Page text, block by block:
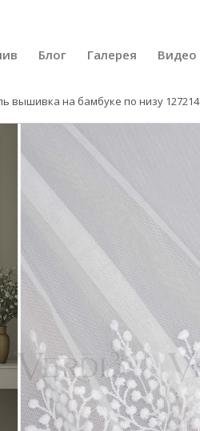
Блог Галерея Видео
вышивка на бамбуке по низу 127214